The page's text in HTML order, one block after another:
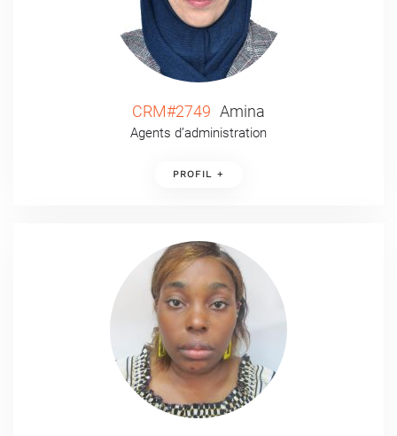
CRM#2749 Amina
Agents d’administration
PROFIL +